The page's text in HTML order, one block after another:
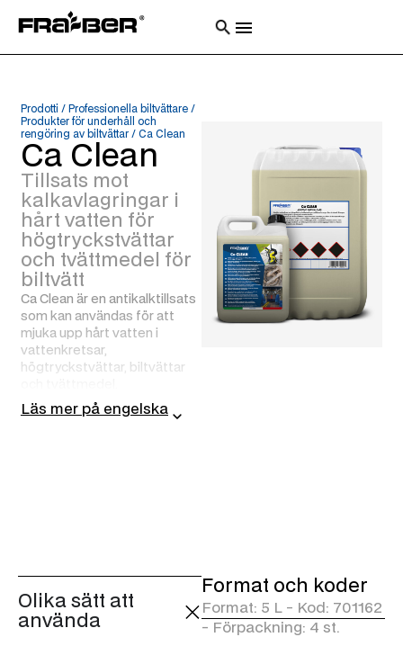
Prodotti / Professionella biltvättare/
Produkter för underhåll och
rengöring av biltvättar/ Ca Clean
Ca Clean
Tillsats mot
kalkavlagringar i
hårt vatten för
högtryckstvättar
och tvättmedel för
biltvätt
Ca Clean är en antikalktillsats
som kan användas för att
mjuka upp hårt vatten i
vattenkretsar,
högtryckstvättar, biltvättar
De viktigaste funktionerna:
användning i biltvättar för
att minska
Läs mer på engelska
Olika sätt att
använda
Format och koder
Format: 5 L - Kod: 701162
- Förpackning: 4 st.